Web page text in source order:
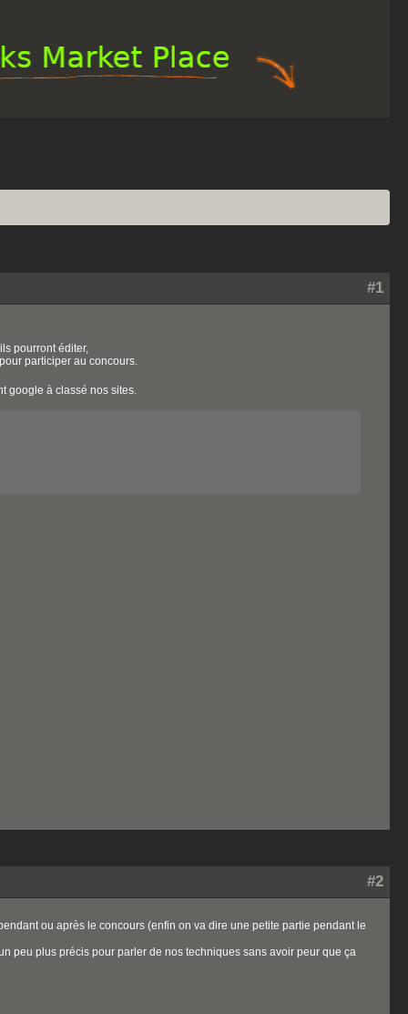
#1
pourront éditer,
participer au concours.
google à classé nos sites.
#2
ou après le concours (enfin on va dire une petite partie pendant le
peu plus précis pour parler de nos techniques sans avoir peur que ça